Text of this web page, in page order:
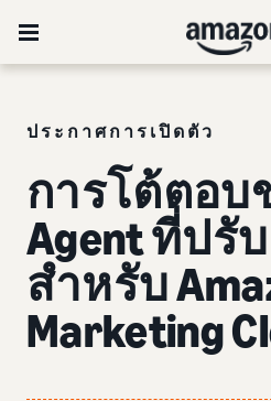
ประกาศการเปิดตัว
การโต้ตอบ
Agent ที่ปรั
สำหรับ
Marketing